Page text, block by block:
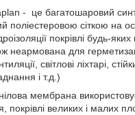
- це багатошаровий
поліестеровою сіткою на
покрівлі будь-
неармована для
світлові ліхтарі,
і т.д.)
мембрана
великих і малих